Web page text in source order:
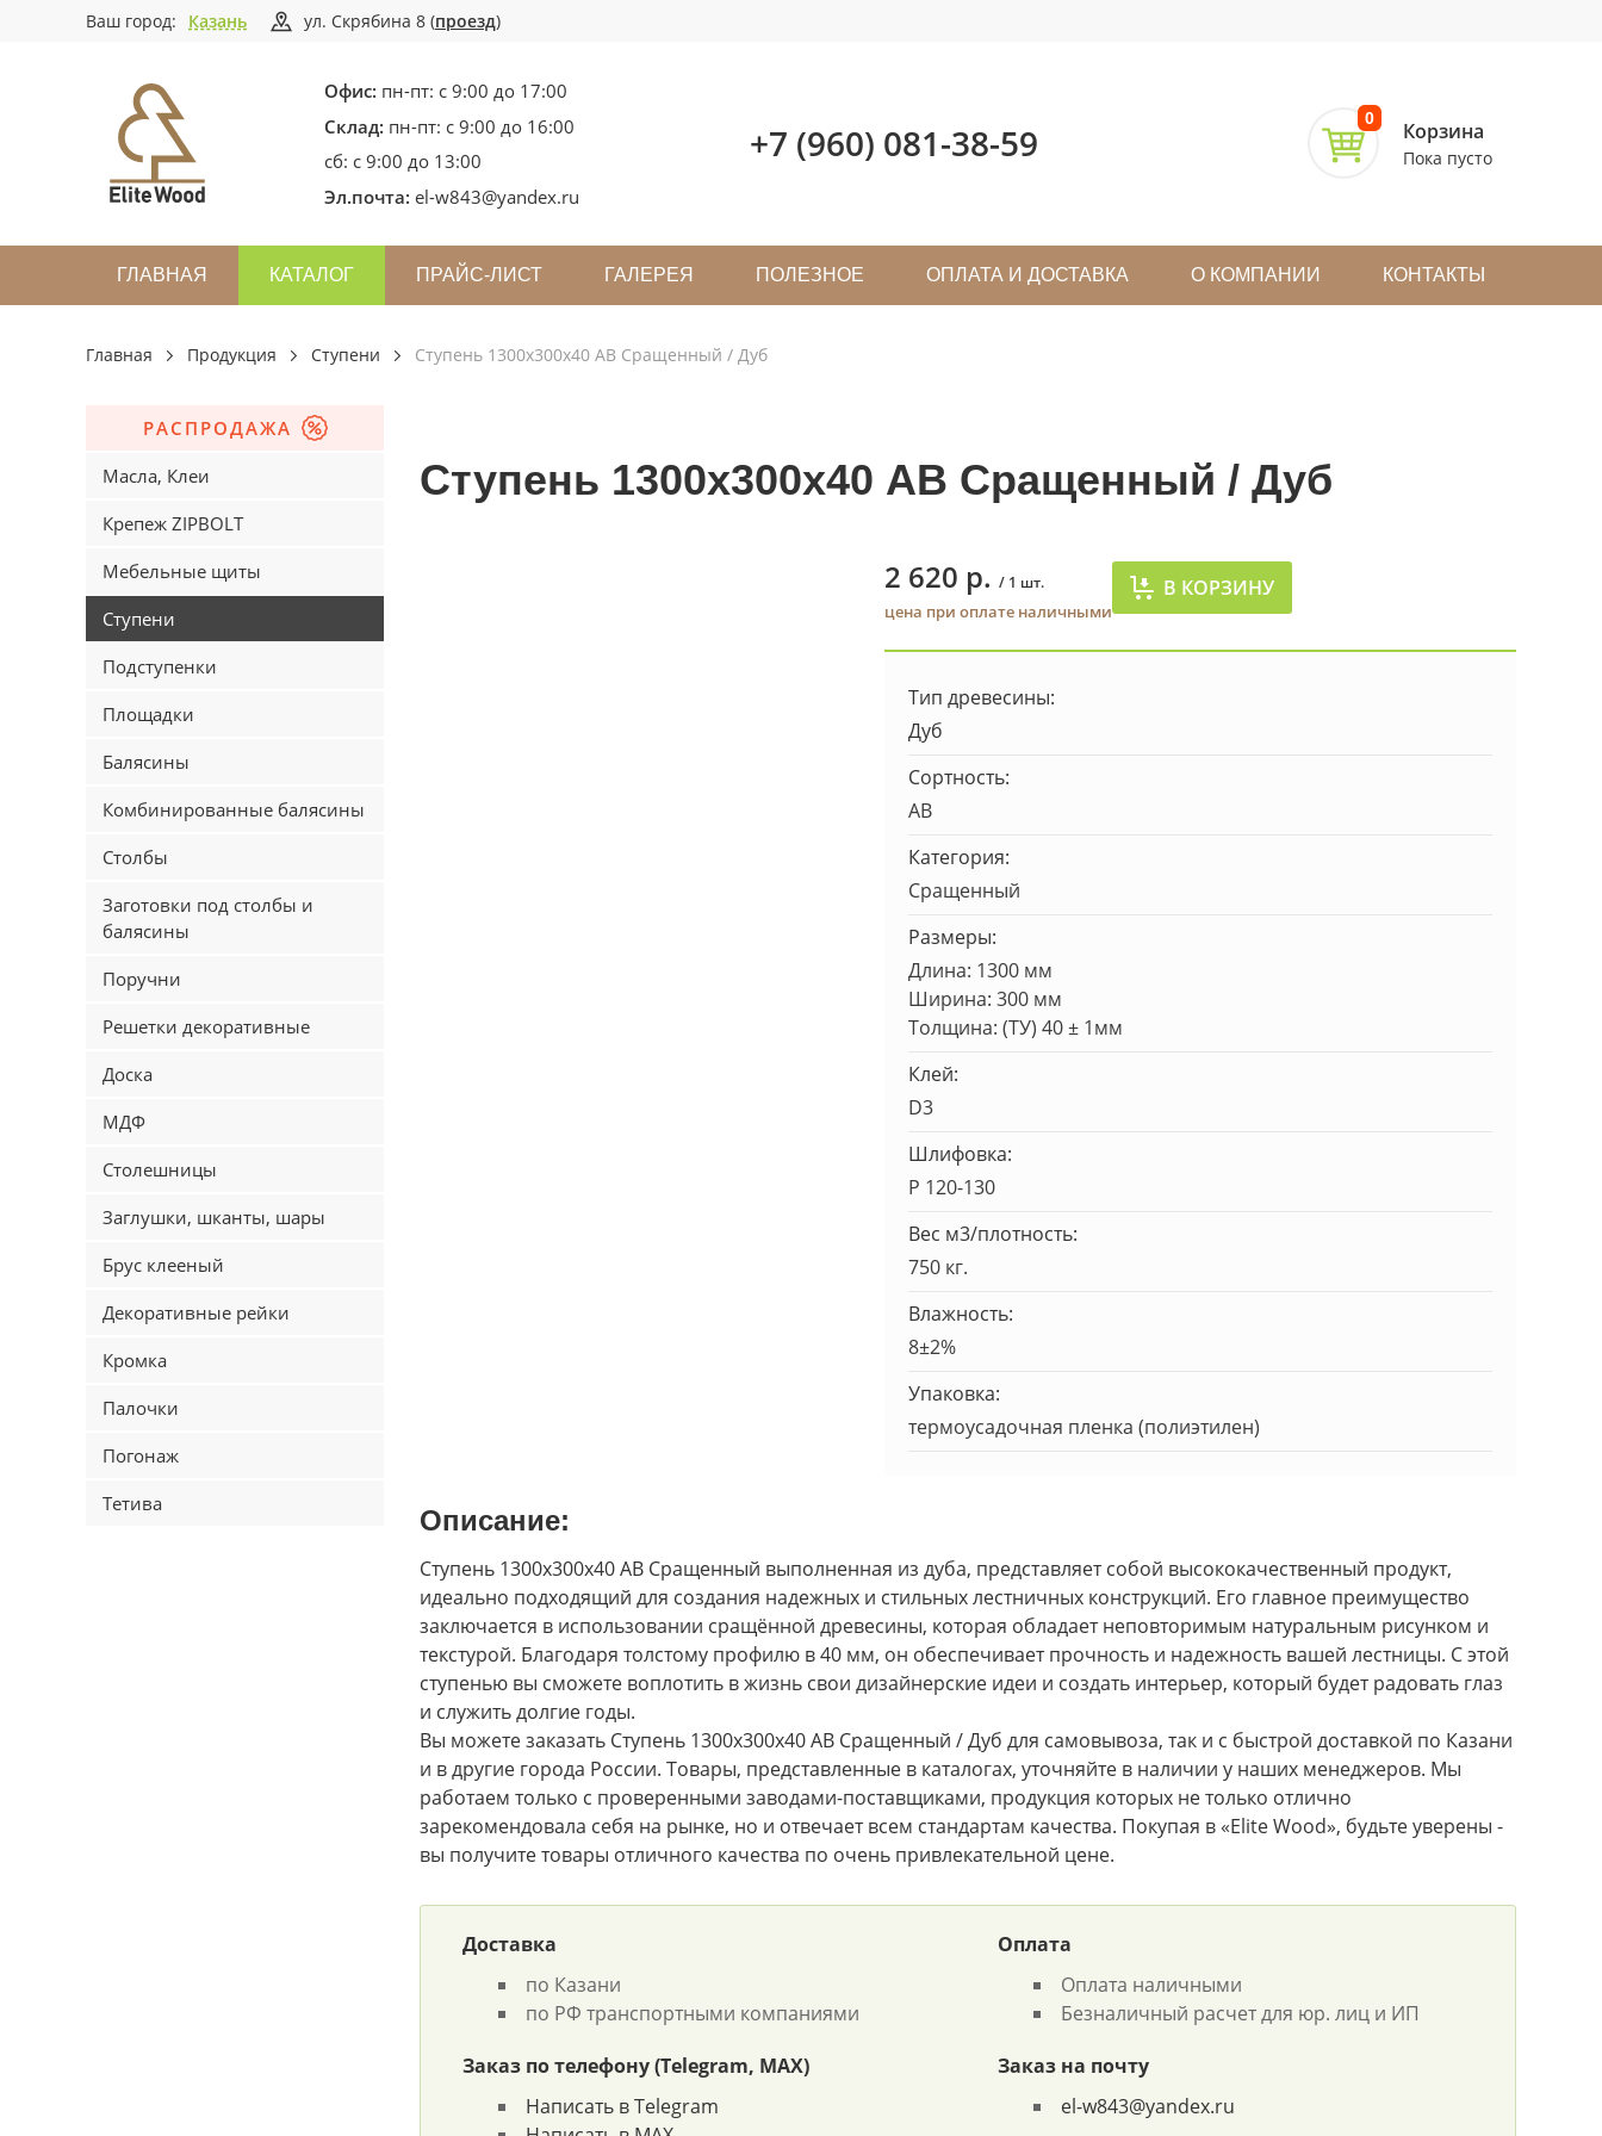
Ваш город: Казань ул. Скрябина 8 (проезд)
Офис: пн-пт: с 9:00 до 17:00
Склад: пн-пт: с 9:00 до 16:00
сб: с 9:00 до 13:00
Эл.почта: el-w843@yandex.ru
+7 (960) 081-38-59
0 Корзина
Пока пусто
ГЛАВНАЯ КАТАЛОГ ПРАЙС-ЛИСТ ГАЛЕРЕЯ ПОЛЕЗНОЕ ОПЛАТА И ДОСТАВКА О КОМПАНИИ КОНТАКТЫ
Главная Продукция Ступени Ступень 1300х300х40 АВ Сращенный / Дуб
РАСПРОДАЖА
Масла, Клеи
Крепеж ZIPBOLT
Мебельные щиты
Ступени
Подступенки
Площадки
Балясины
Комбинированные балясины
Столбы
Заготовки под столбы и
балясины
Поручни
Решетки декоративные
Доска
МДФ
Столешницы
Заглушки, шканты, шары
Брус клееный
Декоративные рейки
Кромка
Палочки
Погонаж
Тетива
Ступень 1300х300х40 АВ Сращенный / Дуб
2 620 р. / 1 шт.
цена при оплате наличными
В КОРЗИНУ
Тип древесины:
Дуб
Сортность:
AB
Категория:
Сращенный
Размеры:
Длина: 1300 мм
Ширина: 300 мм
Толщина: (ТУ) 40 ± 1мм
Клей:
D3
Шлифовка:
Р 120-130
Вес м3/плотность:
750 кг.
Влажность:
8±2%
Упаковка:
термоусадочная пленка (полиэтилен)
Описание:
Ступень 1300х300х40 АВ Сращенный выполненная из дуба, представляет собой высококачественный продукт,
идеально подходящий для создания надежных и стильных лестничных конструкций. Его главное преимущество
заключается в использовании сращённой древесины, которая обладает неповторимым натуральным рисунком и
текстурой. Благодаря толстому профилю в 40 мм, он обеспечивает прочность и надежность вашей лестницы. С этой
ступенью вы сможете воплотить в жизнь свои дизайнерские идеи и создать интерьер, который будет радовать глаз
и служить долгие годы.
Вы можете заказать Ступень 1300х300х40 АВ Сращенный / Дуб для самовывоза, так и с быстрой доставкой по Казани
и в другие города России. Товары, представленные в каталогах, уточняйте в наличии у наших менеджеров. Мы
работаем только с проверенными заводами-поставщиками, продукция которых не только отлично
зарекомендовала себя на рынке, но и отвечает всем стандартам качества. Покупая в «Elite Wood», будьте уверены -
вы получите товары отличного качества по очень привлекательной цене.
Доставка
по Казани
по РФ транспортными компаниями
Оплата
Оплата наличными
Безналичный расчет для юр. лиц и ИП
Заказ по телефону (Telegram, MAX)
Написать в Telegram
Заказ на почту
el-w843@yandex.ru